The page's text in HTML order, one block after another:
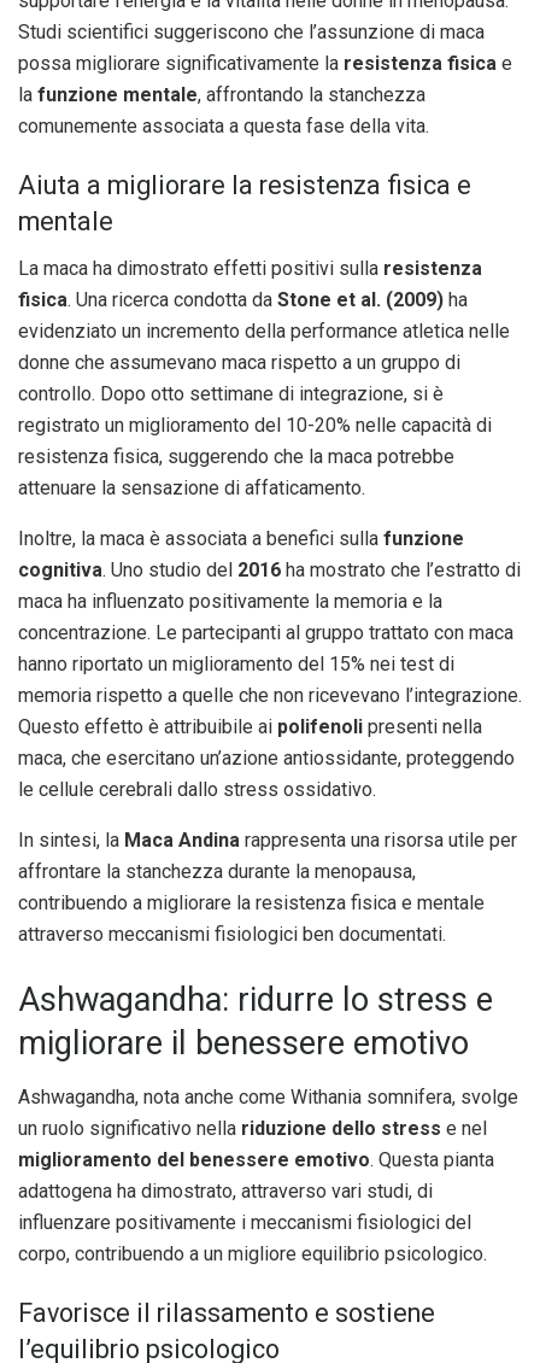
Studi scientifici suggeriscono che l’assunzione di maca
possa migliorare significativamente la resistenza fisica e
la funzione mentale, affrontando la stanchezza
comunemente associata a questa fase della vita.
Aiuta a migliorare la resistenza fisica e
mentale
La maca ha dimostrato effetti positivi sulla resistenza
fisica. Una ricerca condotta da Stone et al. (2009) ha
evidenziato un incremento della performance atletica nelle
donne che assumevano maca rispetto a un gruppo di
controllo. Dopo otto settimane di integrazione, si è
registrato un miglioramento del 10-20% nelle capacità di
resistenza fisica, suggerendo che la maca potrebbe
attenuare la sensazione di affaticamento.
Inoltre, la maca è associata a benefici sulla funzione
cognitiva. Uno studio del 2016 ha mostrato che l’estratto di
maca ha influenzato positivamente la memoria e la
concentrazione. Le partecipanti al gruppo trattato con maca
hanno riportato un miglioramento del 15% nei test di
memoria rispetto a quelle che non ricevevano l’integrazione.
Questo effetto è attribuibile ai polifenoli presenti nella
maca, che esercitano un’azione antiossidante, proteggendo
le cellule cerebrali dallo stress ossidativo.
In sintesi, la Maca Andina rappresenta una risorsa utile per
affrontare la stanchezza durante la menopausa,
contribuendo a migliorare la resistenza fisica e mentale
attraverso meccanismi fisiologici ben documentati.
Ashwagandha: ridurre lo stress e
migliorare il benessere emotivo
Ashwagandha, nota anche come Withania somnifera, svolge
un ruolo significativo nella riduzione dello stress e nel
miglioramento del benessere emotivo. Questa pianta
adattogena ha dimostrato, attraverso vari studi, di
influenzare positivamente i meccanismi fisiologici del
corpo, contribuendo a un migliore equilibrio psicologico.
Favorisce il rilassamento e sostiene
l’equilibrio psicologico